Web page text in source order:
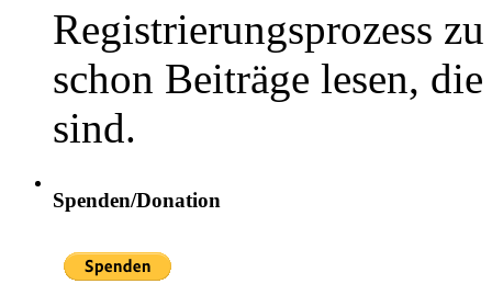
Registrierungsprozess
schon Beiträge lesen,
sind.
Spenden/Donation